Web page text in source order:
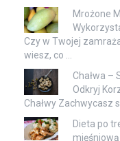
Mrożone
Czy w Twojej
wiesz, co …
Chałwa –
Odkryj
Chałwy Zachwycasz
Dieta po